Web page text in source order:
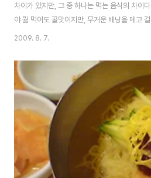
차이가 있지만, 그 중 하나는 먹는 음식의 차이
야 뭘 먹어도 꿀맛이지만, 무거운 배낭을 메고
느 정도 제한적일 수 밖에 없다. 그러나, 둘레길
동안 먹은 음식에 관한 이야기다. 내 입맛을 기
로 소개한다. 참고로 번째부터는 맛있는 순서와
박집(하여사 밥상) 2박 3일 지리산길을 걸으면
는 밥은 창원마을 민박집에서 해주는 저녁밥이
그렇겠지 하는 생..
2009. 8. 7.